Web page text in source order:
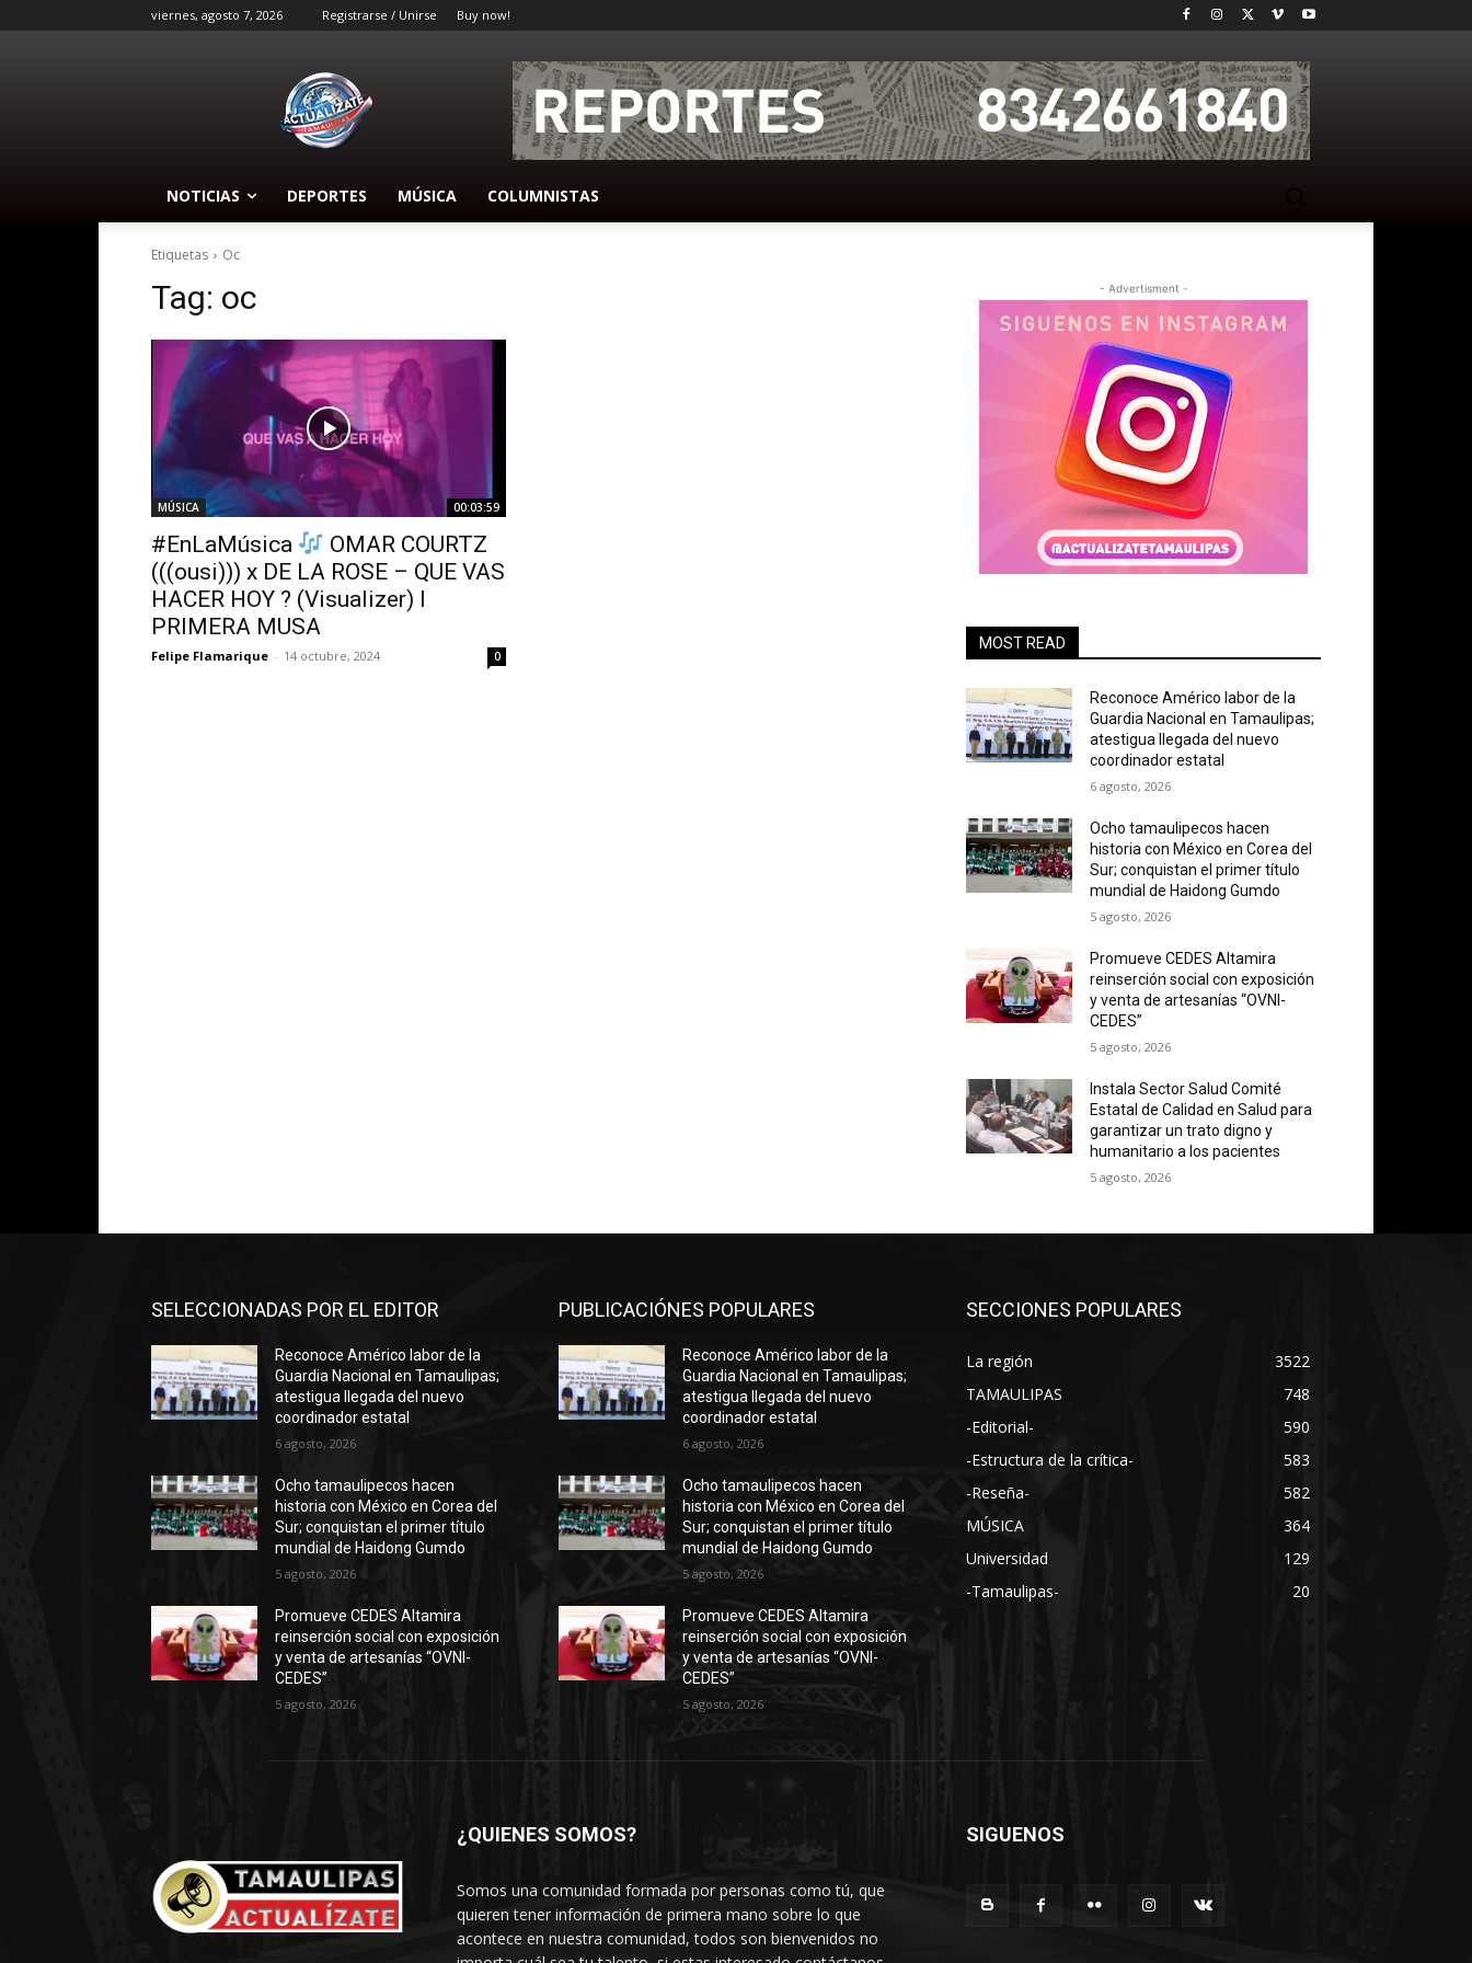
viernes, agosto 7, 2026 Registrarse / Unirse Buy now!
NOTICIAS DEPORTES MÚSICA COLUMNISTAS
Etiquetas Oc
Tag: oc
MÚSICA 00:03:59
#EnLaMúsica
OMAR COURTZ
(((ousi))) x DE LA ROSE – QUE VAS
HACER HOY ? (Visualizer) l
PRIMERA MUSA
Felipe Flamarique - 14 octubre, 2024 0
- Advertisment -
MOST READ
Reconoce Américo labor de la
Guardia Nacional en Tamaulipas;
atestigua llegada del nuevo
coordinador estatal
6 agosto, 2026
Ocho tamaulipecos hacen
historia con México en Corea del
Sur; conquistan el primer título
mundial de Haidong Gumdo
5 agosto, 2026
Promueve CEDES Altamira
reinserción social con exposición
y venta de artesanías “OVNI-
CEDES”
5 agosto, 2026
Instala Sector Salud Comité
Estatal de Calidad en Salud para
garantizar un trato digno y
humanitario a los pacientes
5 agosto, 2026
SELECCIONADAS POR EL EDITOR
Reconoce Américo labor de la
Guardia Nacional en Tamaulipas;
atestigua llegada del nuevo
coordinador estatal
6 agosto, 2026
Ocho tamaulipecos hacen
historia con México en Corea del
Sur; conquistan el primer título
mundial de Haidong Gumdo
5 agosto, 2026
Promueve CEDES Altamira
reinserción social con exposición
y venta de artesanías “OVNI-
CEDES”
5 agosto, 2026
PUBLICACIÓNES POPULARES
Reconoce Américo labor de la
Guardia Nacional en Tamaulipas;
atestigua llegada del nuevo
coordinador estatal
6 agosto, 2026
Ocho tamaulipecos hacen
historia con México en Corea del
Sur; conquistan el primer título
mundial de Haidong Gumdo
5 agosto, 2026
Promueve CEDES Altamira
reinserción social con exposición
y venta de artesanías “OVNI-
CEDES”
5 agosto, 2026
SECCIONES POPULARES
La región
3522
TAMAULIPAS
748
-Editorial-
590
-Estructura de la crítica-
583
-Reseña-
582
MÚSICA
364
Universidad
129
-Tamaulipas-
20
¿QUIENES SOMOS?
Somos una comunidad formada por personas como tú, que
quieren tener información de primera mano sobre lo que
acontece en nuestra comunidad, todos son bienvenidos no
SIGUENOS